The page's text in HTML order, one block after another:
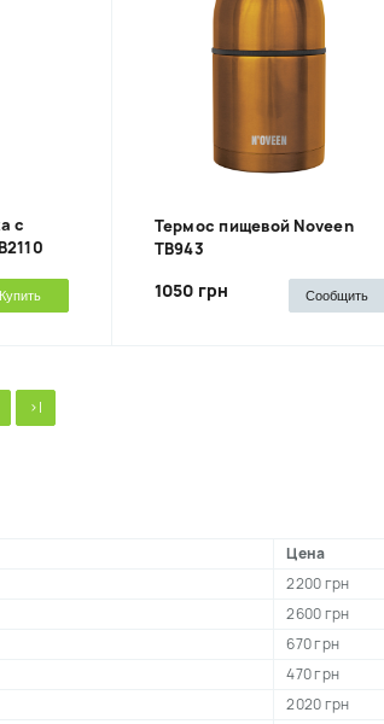
с
Купить
Термос пищевой Noveen
TB943
1050 грн Сообщить
>|
Цена
2200 грн
2600 грн
670 грн
470 грн
2020 грн